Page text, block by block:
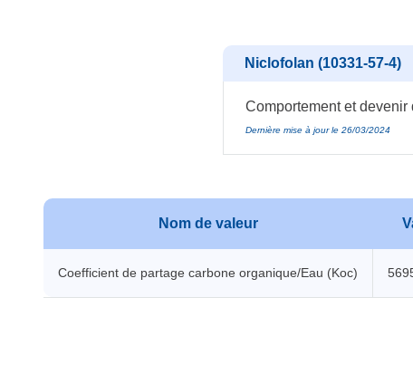
Niclofolan (10331-57-4)
Comportement et
Dernière mise à jour le 26/03/2024
Nom de valeur
Coefficient de partage carbone organique/Eau (Koc)